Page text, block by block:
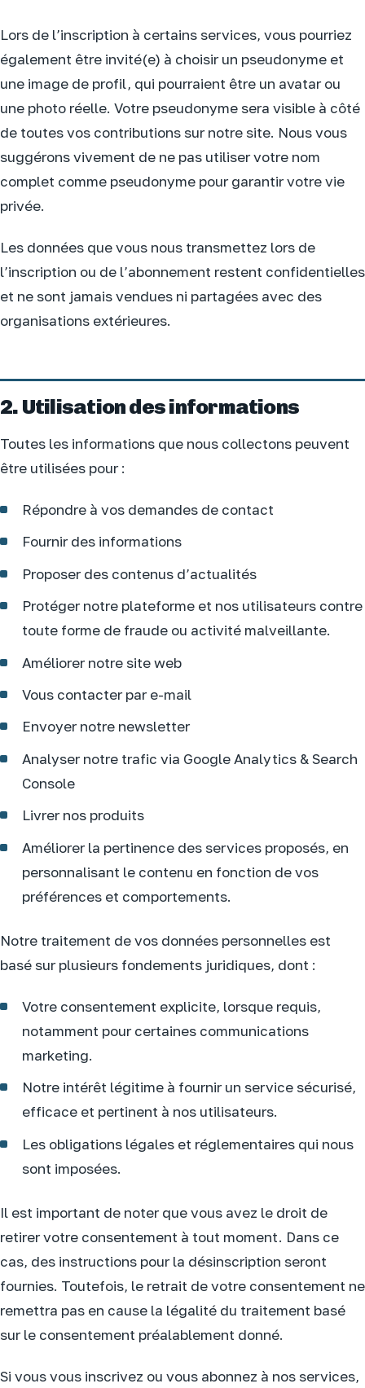
Lors de l’inscription à certains services, vous pourriez
également être invité(e) à choisir un pseudonyme et
une image de profil, qui pourraient être un avatar ou
une photo réelle. Votre pseudonyme sera visible à côté
de toutes vos contributions sur notre site. Nous vous
suggérons vivement de ne pas utiliser votre nom
complet comme pseudonyme pour garantir votre vie
privée.
Les données que vous nous transmettez lors de
l’inscription ou de l’abonnement restent confidentielles
et ne sont jamais vendues ni partagées avec des
organisations extérieures.
2. Utilisation des informations
Toutes les informations que nous collectons peuvent
être utilisées pour :
Répondre à vos demandes de contact
Fournir des informations
Proposer des contenus d’actualités
Protéger notre plateforme et nos utilisateurs contre
toute forme de fraude ou activité malveillante.
Améliorer notre site web
Vous contacter par e-mail
Envoyer notre newsletter
Analyser notre trafic via Google Analytics & Search
Console
Livrer nos produits
Améliorer la pertinence des services proposés, en
personnalisant le contenu en fonction de vos
préférences et comportements.
Notre traitement de vos données personnelles est
basé sur plusieurs fondements juridiques, dont :
Votre consentement explicite, lorsque requis,
notamment pour certaines communications
marketing.
Notre intérêt légitime à fournir un service sécurisé,
efficace et pertinent à nos utilisateurs.
Les obligations légales et réglementaires qui nous
sont imposées.
Il est important de noter que vous avez le droit de
retirer votre consentement à tout moment. Dans ce
cas, des instructions pour la désinscription seront
fournies. Toutefois, le retrait de votre consentement ne
remettra pas en cause la légalité du traitement basé
sur le consentement préalablement donné.
Si vous vous inscrivez ou vous abonnez à nos services,